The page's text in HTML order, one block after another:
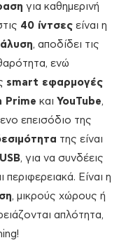
για καθημερινή
40 ίντσες είναι η
, αποδίδει τις
ενώ
smart εφαρμογές
Prime και YouTube,
επεισόδιο της
της είναι
, για να συνδέεις
Είναι η
, μικρούς χώρους ή
απλότητα,